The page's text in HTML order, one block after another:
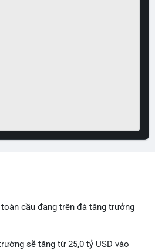
cầu đang trên đà tăng trưởng
sẽ tăng từ 25,0 tỷ USD vào